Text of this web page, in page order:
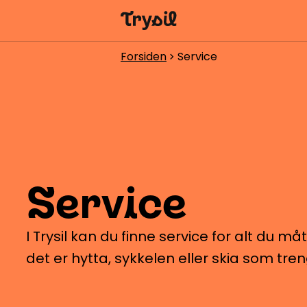
Kalender
Forsiden chevron_right Service
Service
I Trysil kan du finne service for alt du
det er hytta, sykkelen eller skia som